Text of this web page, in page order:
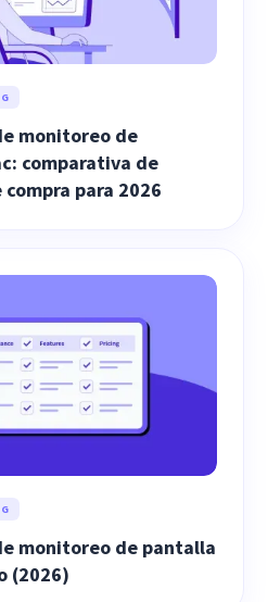
monitoreo de
comparativa de
para 2026
monitoreo de pantalla
(2026)